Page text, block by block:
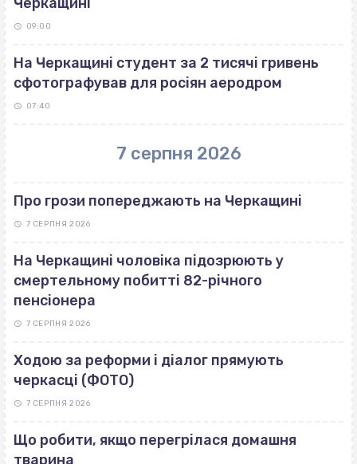
09:00
На Черкащині студент за 2 тисячі гривень
сфотографував для росіян аеродром
07:40
7 серпня 2026
Про грози попереджають на Черкащині
7 СЕРПНЯ 2026
На Черкащині чоловіка підозрюють у
смертельному побитті 82-річного
пенсіонера
7 СЕРПНЯ 2026
Ходою за реформи і діалог прямують
черкасці (ФОТО)
7 СЕРПНЯ 2026
Що робити, якщо перегрілася домашня
тварина